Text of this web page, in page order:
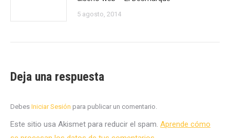
5 agosto, 2014
Deja una respuesta
Debes Iniciar Sesión para publicar un comentario.
Este sitio usa Akismet para reducir el spam. Aprende cómo